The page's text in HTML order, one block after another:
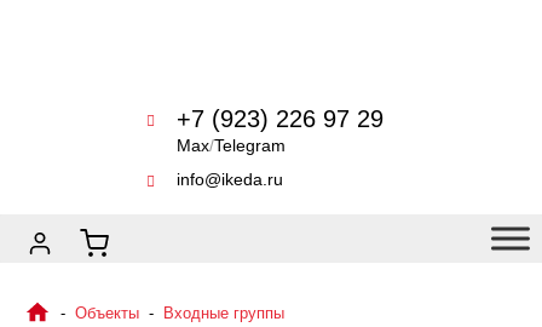
+7 (923) 226 97 29
Max/Telegram
info@ikeda.ru
Объекты
Входные группы